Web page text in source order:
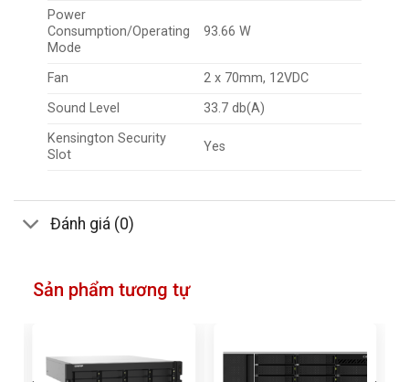
Power
Consumption/Operating
Mode
93.66 W
Fan
2 x 70mm, 12VDC
Sound Level
33.7 db(A)
Kensington Security
Slot
Yes
Đánh giá (0)
Sản phẩm tương tự